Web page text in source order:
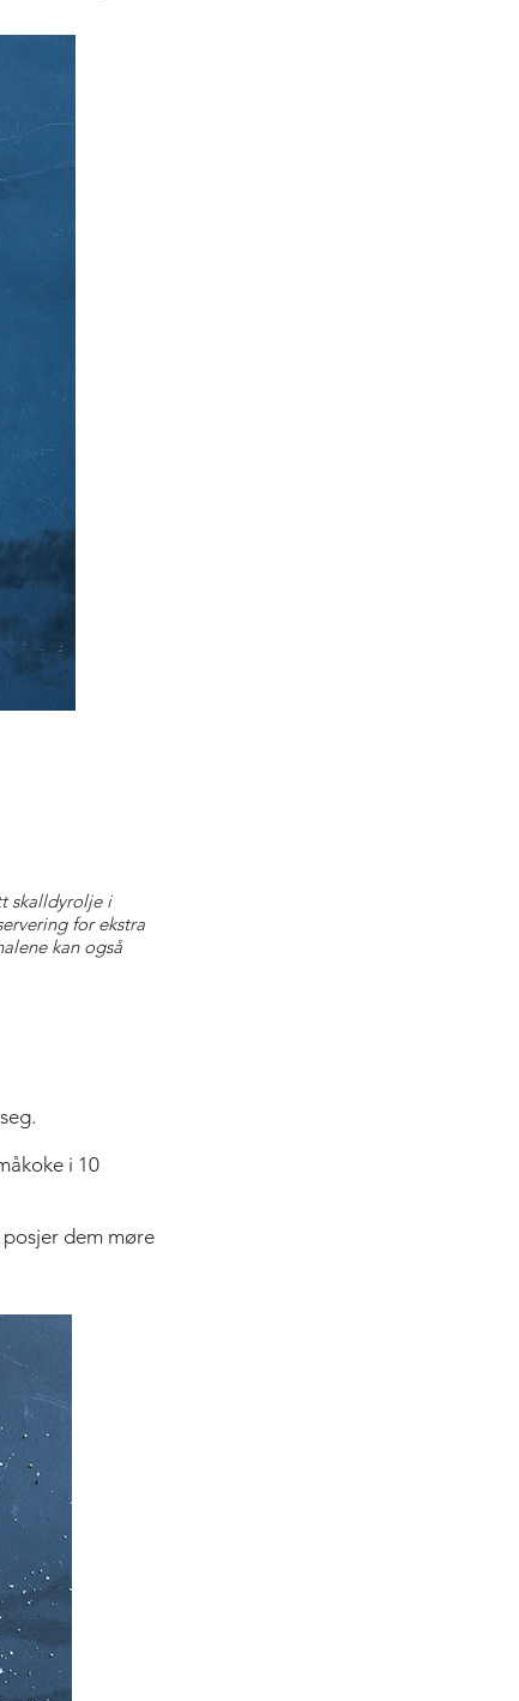
skalldyrolje i
for ekstra
kan også
i 10
dem møre